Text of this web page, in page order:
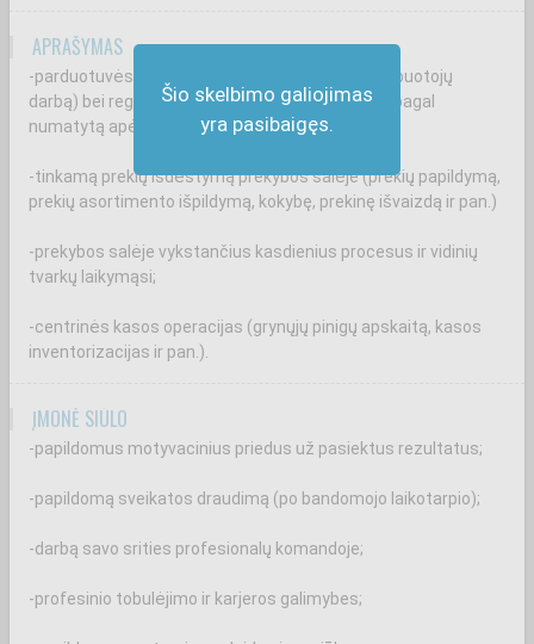
Šio skelbimo galiojimas
yra pasibaigęs.
APRAŠYMAS
-parduotuvės salės priežiūrą (organizuojant darbuotojų
darbą) bei reguliarius parduotuvės patikrinimus pagal
numatytą apėjimo formą;
-tinkamą prekių išdėstymą prekybos salėje (prekių papildymą,
prekių asortimento išpildymą, kokybę, prekinę išvaizdą ir pan.)
-prekybos salėje vykstančius kasdienius procesus ir vidinių
tvarkų laikymąsi;
-centrinės kasos operacijas (grynųjų pinigų apskaitą, kasos
inventorizacijas ir pan.).
ĮMONĖ SIŪLO
-papildomus motyvacinius priedus už pasiektus rezultatus;
-papildomą sveikatos draudimą (po bandomojo laikotarpio);
-darbą savo srities profesionalų komandoje;
-profesinio tobulėjimo ir karjeros galimybes;